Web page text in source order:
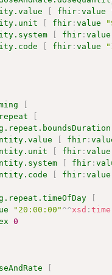
[ fhir :value
[ fhir :value
[ fhir :value
[ fhir :value
[
[
[ fhir :
[ fhir :value
[ fhir :
[ fhir :value
[
"20:00:00" ^^xsd :time
0
[